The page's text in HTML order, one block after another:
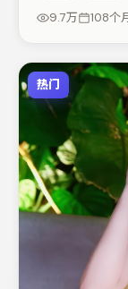
（视场次而定
9.7万 108个
热门